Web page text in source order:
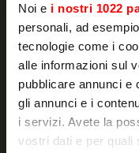
Noi e i nostri 1022
personali, ad
tecnologie come i
alle informazioni sul
pubblicare annunci e
gli annunci e i
i servizi. Avete la
vostri dati e per quali
Promotions and
我声明我已阅读过信
目的